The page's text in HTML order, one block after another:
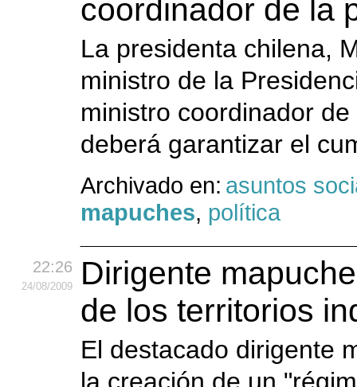
coordinador de la
La presidenta chilena,
ministro de la
ministro coordinador
deberá garantizar el
Archivado en: asuntos
mapuches, política
22:26
24/08/2009
Dirigente
de los territorios
El destacado dirigente